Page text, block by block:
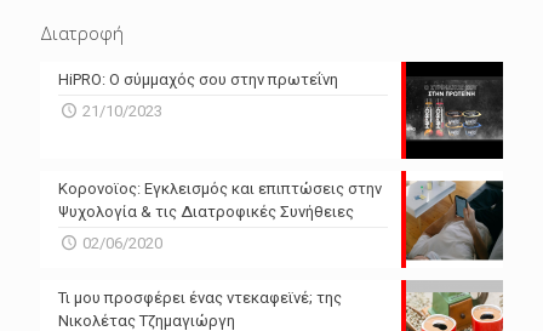
N/A
Powered by Forecast.io
Διατροφή
HiPRO: Ο σύμμαχός σου στην πρωτεΐνη
21/10/2023
Κορονοϊος: Εγκλεισμός και επιπτώσεις στην
Ψυχολογία & τις Διατροφικές Συνήθειες
02/06/2020
Τι μου προσφέρει ένας ντεκαφεϊνέ; της
Νικολέτας Τζημαγιώργη